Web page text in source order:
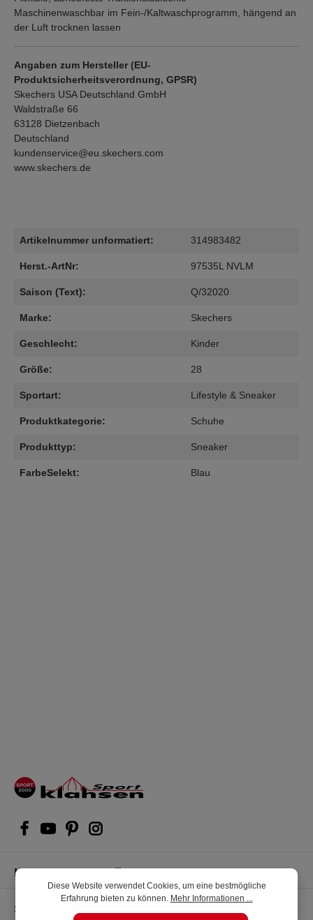
Maschinenwaschbar im Fein-/Kaltwaschprogramm, hängend an
der Luft trocknen lassen
Angaben zum Hersteller (EU-
Produktsicherheitsverordnung, GPSR)
Skechers USA Deutschland GmbH
Waldstraße 66
63128 Dietzenbach
Deutschland
kundenservice@eu.skechers.com
www.skechers.de
Artikelnummer unformatiert: 314983482
Herst.-ArtNr: 97535L NVLM
Saison (Text): Q/32020
Marke: Skechers
Geschlecht: Kinder
Größe: 28
Sportart: Lifestyle & Sneaker
Produktkategorie: Schuhe
Produkttyp: Sneaker
FarbeSelekt: Blau
Kompetente Kaufberatung
Shop Service
Diese Website verwendet Cookies, um eine bestmögliche
Erfahrung bieten zu können. Mehr Informationen ...